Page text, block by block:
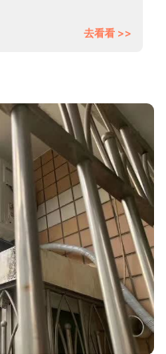
去看看 >>